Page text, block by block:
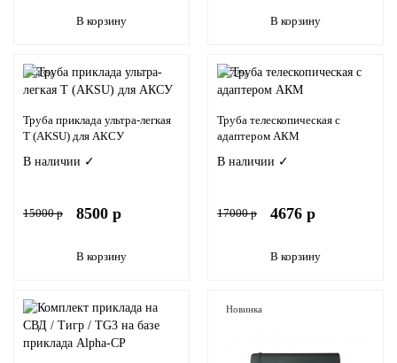
В корзину В корзину
-43%
Труба приклада ультра-легкая
T (AKSU) для АКСУ
В наличии ✓
15000 р 8500 р
В корзину
-72%
Труба телескопическая с
адаптером АКМ
В наличии ✓
17000 р 4676 р
В корзину
Новинка